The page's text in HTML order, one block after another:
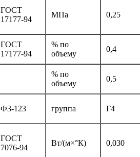
ГОСТ
17177-94
МПа 0,25
ГОСТ
17177-94
% по
объему
0,4
% по
объему
0,5
Ф3-123 группа Г4
ГОСТ
7076-94
Вт/(м×°К) 0,030